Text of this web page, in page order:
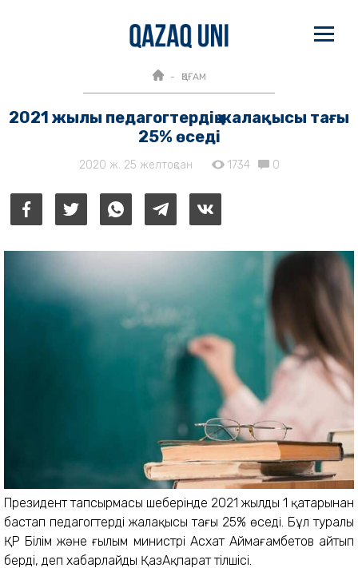
ҚОҒАМ
2021 жылы педагогтердің жалақысы тағы
25% өседі
2020 ж. 25 желтоқсан 1734 0
Президент тапсырмасы шеңберінде 2021 жылдың 1 қаңтарынан
бастап педагогтердің жалақысы тағы 25% өседі. Бұл туралы
ҚР Білім және ғылым министрі Асхат Аймағамбетов айтып
берді, деп хабарлайды ҚазАқпарат тілшісі.